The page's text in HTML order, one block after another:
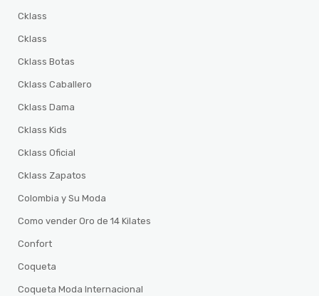
Cklass
Cklass
Cklass Botas
Cklass Caballero
Cklass Dama
Cklass Kids
Cklass Oficial
Cklass Zapatos
Colombia y Su Moda
Como vender Oro de 14 Kilates
Confort
Coqueta
Coqueta Moda Internacional